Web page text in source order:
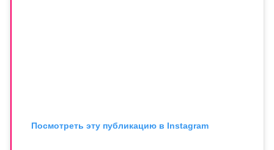
Посмотреть эту публикацию в Instagram